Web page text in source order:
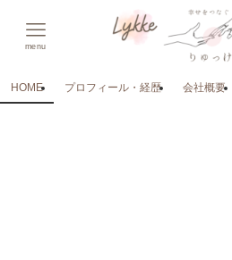
menu
HOME プロフィール・経歴 会社概要